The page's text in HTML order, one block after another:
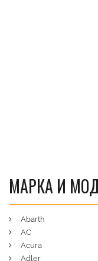
МАРКА И
Abarth
AC
Acura
Adler